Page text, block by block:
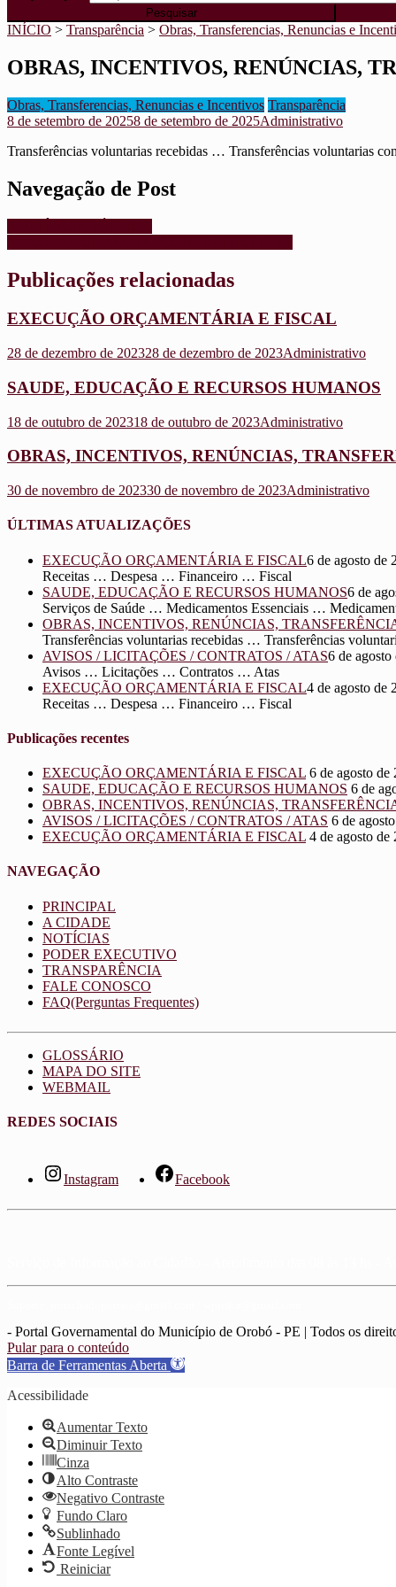
INÍCIO > Transparência > Obras, Transferencias, Renuncias e
OBRAS, INCENTIVOS, RENÚNCIAS,
Obras, Transferencias, Renuncias e Incentivos Transparência
8 de setembro de 20258 de setembro de 2025Administrativo
Transferências voluntarias recebidas … Transferências voluntarias
Navegação de Post
Publicações relacionadas
EXECUÇÃO ORÇAMENTÁRIA E FISCAL
28 de dezembro de 202328 de dezembro de 2023Administrativo
SAUDE, EDUCAÇÃO E RECURSOS HUMANOS
18 de outubro de 202318 de outubro de 2023Administrativo
OBRAS, INCENTIVOS, RENÚNCIAS,
30 de novembro de 202330 de novembro de 2023Administrativo
ÚLTIMAS ATUALIZAÇÕES
EXECUÇÃO ORÇAMENTÁRIA E FISCAL6 de agosto de
Receitas … Despesa … Financeiro … Fiscal
SAUDE, EDUCAÇÃO E RECURSOS HUMANOS6 de
Serviços de Saúde … Medicamentos Essenciais …
OBRAS, INCENTIVOS, RENÚNCIAS,
Transferências voluntarias recebidas … Transferências
AVISOS / LICITAÇÕES / CONTRATOS / ATAS6 de agosto
Avisos … Licitações … Contratos … Atas
EXECUÇÃO ORÇAMENTÁRIA E FISCAL4 de agosto de
Receitas … Despesa … Financeiro … Fiscal
Publicações recentes
EXECUÇÃO ORÇAMENTÁRIA E FISCAL 6 de agosto de
SAUDE, EDUCAÇÃO E RECURSOS HUMANOS 6 de
OBRAS, INCENTIVOS, RENÚNCIAS,
AVISOS / LICITAÇÕES / CONTRATOS / ATAS 6 de
EXECUÇÃO ORÇAMENTÁRIA E FISCAL 4 de agosto de
NAVEGAÇÃO
PRINCIPAL
A CIDADE
NOTÍCIAS
PODER EXECUTIVO
TRANSPARÊNCIA
FALE CONOSCO
FAQ(Perguntas Frequentes)
GLOSSÁRIO
MAPA DO SITE
WEBMAIL
REDES SOCIAIS
Instagram Facebook
- Portal Governamental do Município de Orobó - PE | Todos os
Pular para o conteúdo
Barra de Ferramentas Aberta
Acessibilidade
Aumentar Texto
Diminuir Texto
Cinza
Alto Contraste
Negativo Contraste
Fundo Claro
Sublinhado
Fonte Legível
Reiniciar